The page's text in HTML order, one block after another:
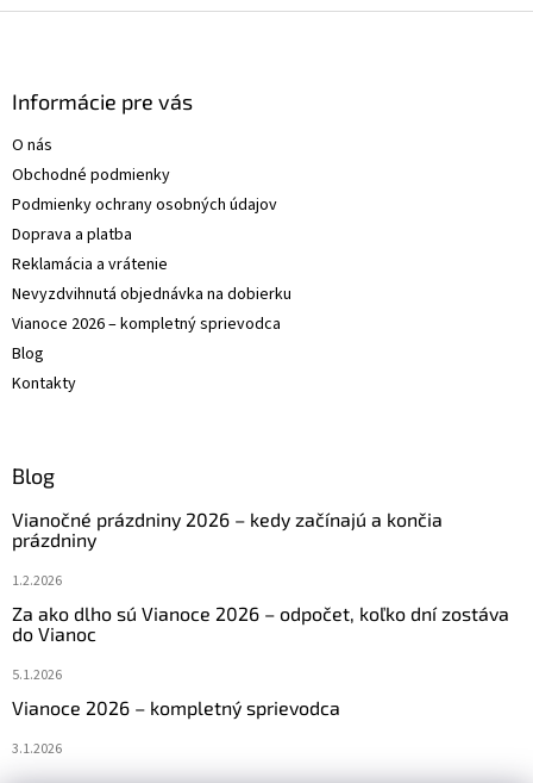
Informácie pre vás
O nás
Obchodné podmienky
Podmienky ochrany osobných údajov
Doprava a platba
Reklamácia a vrátenie
Nevyzdvihnutá objednávka na dobierku
Vianoce 2026 – kompletný sprievodca
Blog
Kontakty
Blog
Vianočné prázdniny 2026 – kedy začínajú a končia
prázdniny
1.2.2026
Za ako dlho sú Vianoce 2026 – odpočet, koľko dní zostáva
do Vianoc
5.1.2026
Vianoce 2026 – kompletný sprievodca
3.1.2026